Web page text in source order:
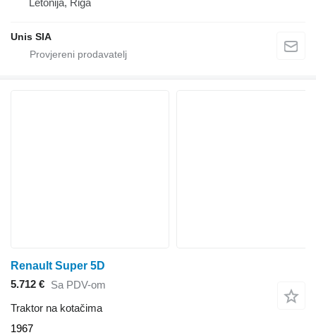
Unis SIA
Renault Super 5D
5.712 € Sa PDV-om
Traktor na kotačima
1967